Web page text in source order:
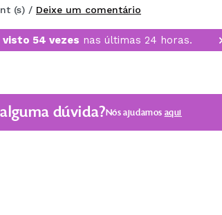
(s) / Deixe um comentário
visto 54 vezes nas últimas 24 horas.
dúvida?Nós ajudamos aqui